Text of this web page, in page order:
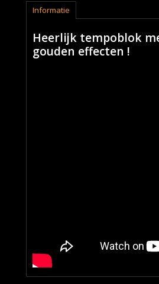
Informatie
Heerlijk tempoblok
gouden effecten !